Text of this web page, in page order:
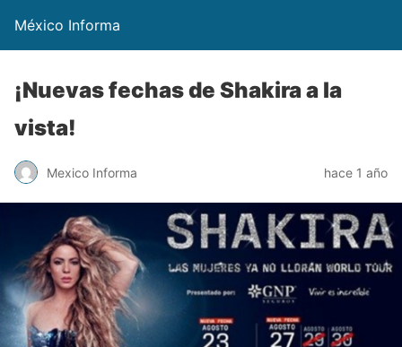
México Informa
¡Nuevas fechas de Shakira a la
vista!
Mexico Informa hace 1 año